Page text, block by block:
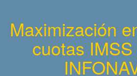
Maximización
cuotas